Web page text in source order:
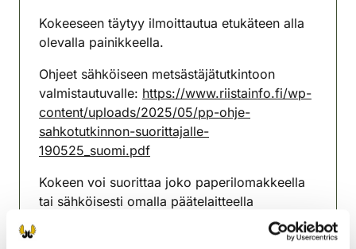
Kokeeseen täytyy ilmoittautua etukäteen alla
olevalla painikkeella.
Ohjeet sähköiseen metsästäjätutkintoon
valmistautuvalle: https://www.riistainfo.fi/wp-
content/uploads/2025/05/pp-ohje-
sahkotutkinnon-suorittajalle-
190525_suomi.pdf
Kokeen voi suorittaa joko paperilomakkeella
tai sähköisesti omalla päätelaitteella
(puhelin/tabletti/kannettava tietokone). Jos
haluat suorittaa kokeen sähköisesti, huolehdi